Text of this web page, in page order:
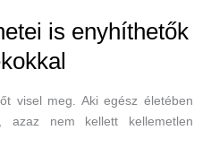
is enyhíthetők
visel meg. Aki egész életében
azaz nem kellett kellemetlen